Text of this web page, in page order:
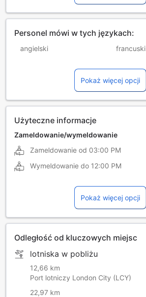
Personel mówi w tych językach:
angielski francuski
węgierski
włoski
Pokaż więcej opcji
Użyteczne informacje
Zameldowanie/wymeldowanie
Zameldowanie od 03:00 PM
Wymeldowanie do 12:00 PM
Pokaż więcej opcji
Odległość od kluczowych miejsc
lotniska w pobliżu
12,66 km
Port lotniczy London City (LCY)
22,97 km